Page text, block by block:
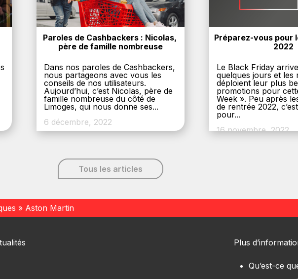
Paroles de Cashbackers : Nicolas,
père de famille nombreuse
Dans nos paroles de Cashbackers,
nous partageons avec vous les
conseils de nos utilisateurs.
Aujourd’hui, c’est Nicolas, père de
famille nombreuse du côté de
Limoges, qui nous donne ses...
6 décembre, 2022
Préparez-vous pour
2022
Le Black Friday
quelques jours et les
déploient leur plus
promotions pour
Week ». Peu après
de rentrée 2022,
pour...
16 novembre, 2022
Tous les articles
» Aston Martin
Plus
Qu’est-ce